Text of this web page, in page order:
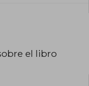
el libro